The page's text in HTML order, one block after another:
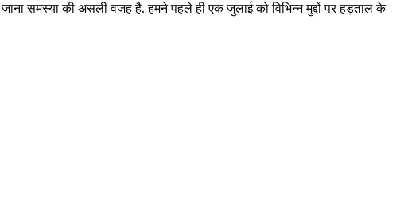
जाना समस्या की असली वजह है. हमने पहले ही एक जुलाई को विभिन्न मुद्दों पर हड़ताल के